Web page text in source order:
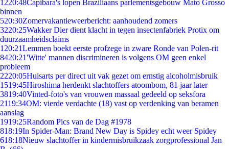
1220:48Capibara's lopen Braziliaans parlementsgebouw Mato Grosso
binnen
520:30Zomervakantieweerbericht: aanhoudend zomers
3220:25Wakker Dier dient klacht in tegen insectenfabriek Protix om
duurzaamheidsclaims
1 20:21Lemmen boekt eerste profzege in zware Ronde van Polen-rit
8420:21'Witte' mannen discrimineren is volgens OM geen enkel
probleem
2220:05Huisarts per direct uit vak gezet om ernstig alcoholmisbruik
1519:45Hiroshima herdenkt slachtoffers atoombom, 81 jaar later
3819:40Vinted-foto's van vrouwen massaal gedeeld op seksfora
2119:34OM: vierde verdachte (18) vast op verdenking van beramen
aanslag
1919:25Random Pics van de Dag #1978
818:19In Spider-Man: Brand New Day is Spidey echt weer Spidey
618:18Nieuw slachtoffer in kindermisbruikzaak zorgprofessional Jan